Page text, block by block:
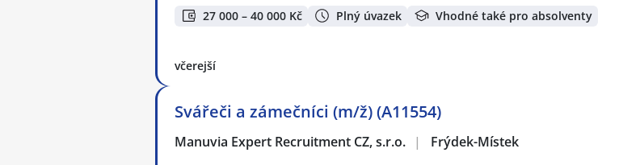
27 000 – 40 000 Kč Plný úvazek Vhodné také pro absolventy
včerejší
Svářeči a zámečníci (m/ž) (A11554)
Manuvia Expert Recruitment CZ, s.r.o. | Frýdek-Místek